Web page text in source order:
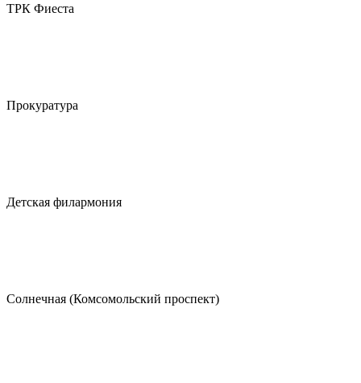
ТРК Фиеста
Прокуратура
Детская филармония
Солнечная (Комсомольский проспект)